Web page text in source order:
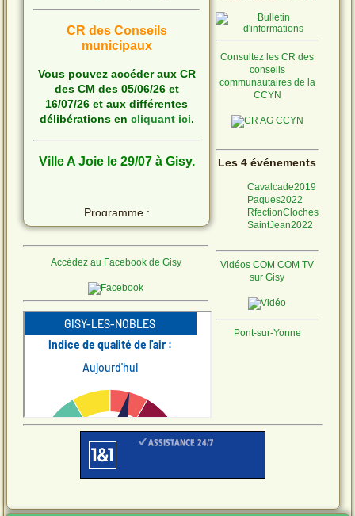
CR des Conseils
municipaux
Vous pouvez accéder aux CR
des CM des 05/06/26 et
16/07/26 et aux différentes
délibérations en cliquant ici.
Ville A Joie le 29/07 à Gisy.
Programme :
moustiques s'installer !
Quelques conseils
Télécharger le fichier.
CANICULEVIGILANCE
ROUGE
Consultez les CR des
conseils
communautaires de la
CCYN
Les 4 événements
Cavalcade2019
Paques2022
RfectionCloches
SaintJean2022
Vidéos COM COM TV
sur Gisy
Pont-sur-Yonne
Accédez au Facebook de Gisy